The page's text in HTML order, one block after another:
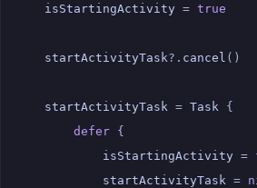
isStartingActivity = true
startActivityTask?. cancel ()
startActivityTask = Task
{
defer {
isStartingActivity =
startActivityTask =